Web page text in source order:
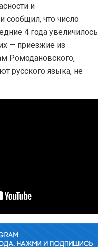
и
сообщил, что число
4 года увеличилось
— приезжие из
Ромодановского,
русского языка, не